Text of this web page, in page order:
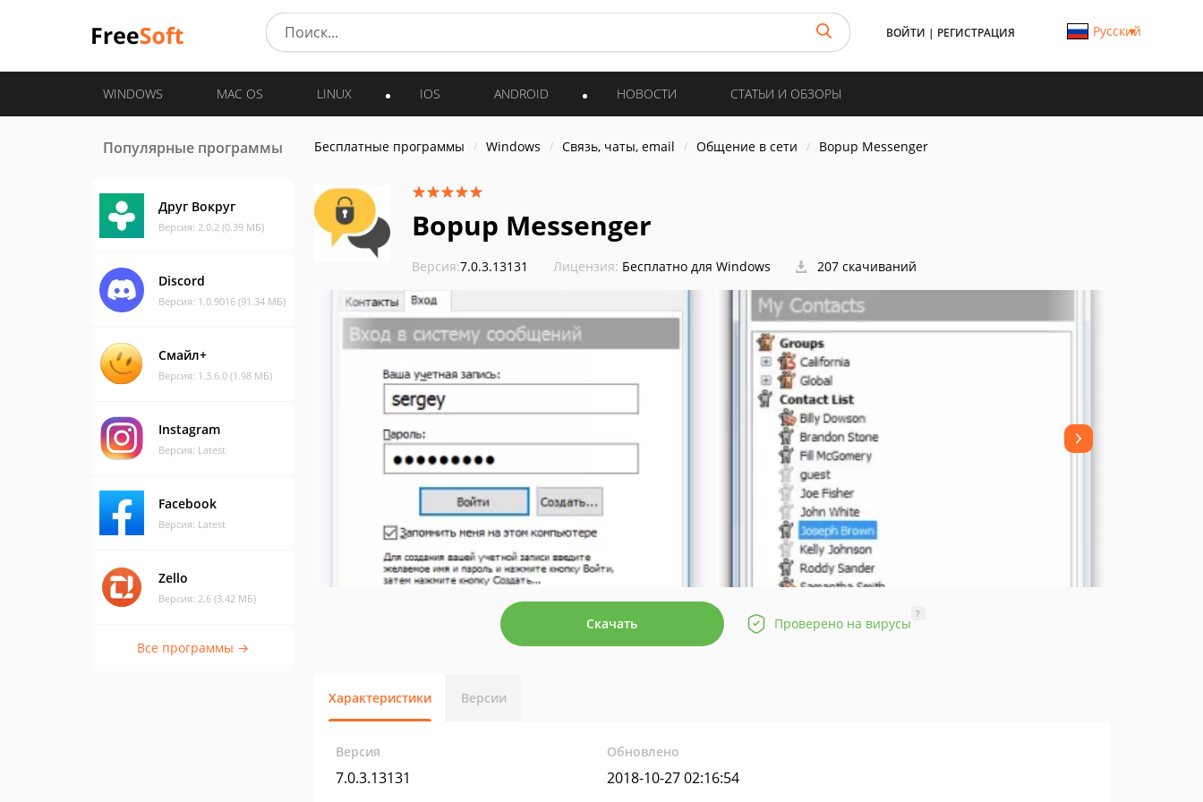
ВОЙТИ | РЕГИСТРАЦИЯ Русский
WINDOWS MAC OS LINUX IOS ANDROID НОВОСТИ СТАТЬИ И ОБЗОРЫ
Популярные программы
Друг Вокруг
Версия: 2.0.2 (0.39 МБ)
Discord
Версия: 1.0.9016 (91.34 МБ)
Смайл+
Версия: 1.3.6.0 (1.98 МБ)
Instagram
Версия: Latest
Facebook
Версия: Latest
Zello
Версия: 2.6 (3.42 МБ)
Все программы →
Бесплатные программы Windows Связь, чаты, email Общение в сети Bopup Messenger
Bopup Messenger
Версия:7.0.3.13131 Лицензия: Бесплатно для Windows 207 скачиваний
Скачать Проверено на вирусы
?
Характеристики Версии
Версия
7.0.3.13131
Обновлено
2018-10-27 02:16:54